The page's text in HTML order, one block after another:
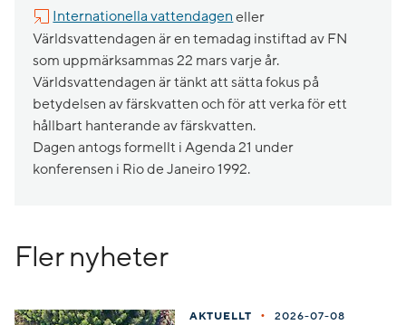
Internationella vattendagen eller
Världsvattendagen är en temadag instiftad av FN
som uppmärksammas 22 mars varje år.
Världsvattendagen är tänkt att sätta fokus på
betydelsen av färskvatten och för att verka för ett
hållbart hanterande av färskvatten.
Dagen antogs formellt i Agenda 21 under
konferensen i Rio de Janeiro 1992.
Fler nyheter
AKTUELLT • 2026-07-08